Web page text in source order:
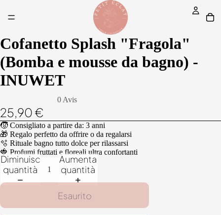
Cofanetto Splash "Fragola"
(Bomba e mousse da bagno) -
INUWET
0 Avis
25,90 €
🧒 Consigliato a partire da: 3 anni
🎁 Regalo perfetto da offrire o da regalarsi
🫧 Rituale bagno tutto dolce per rilassarsi
🍓 Profumi fruttati e floreali ultra confortanti
Diminuisci
quantità
Aumenta
quantità
Esaurito